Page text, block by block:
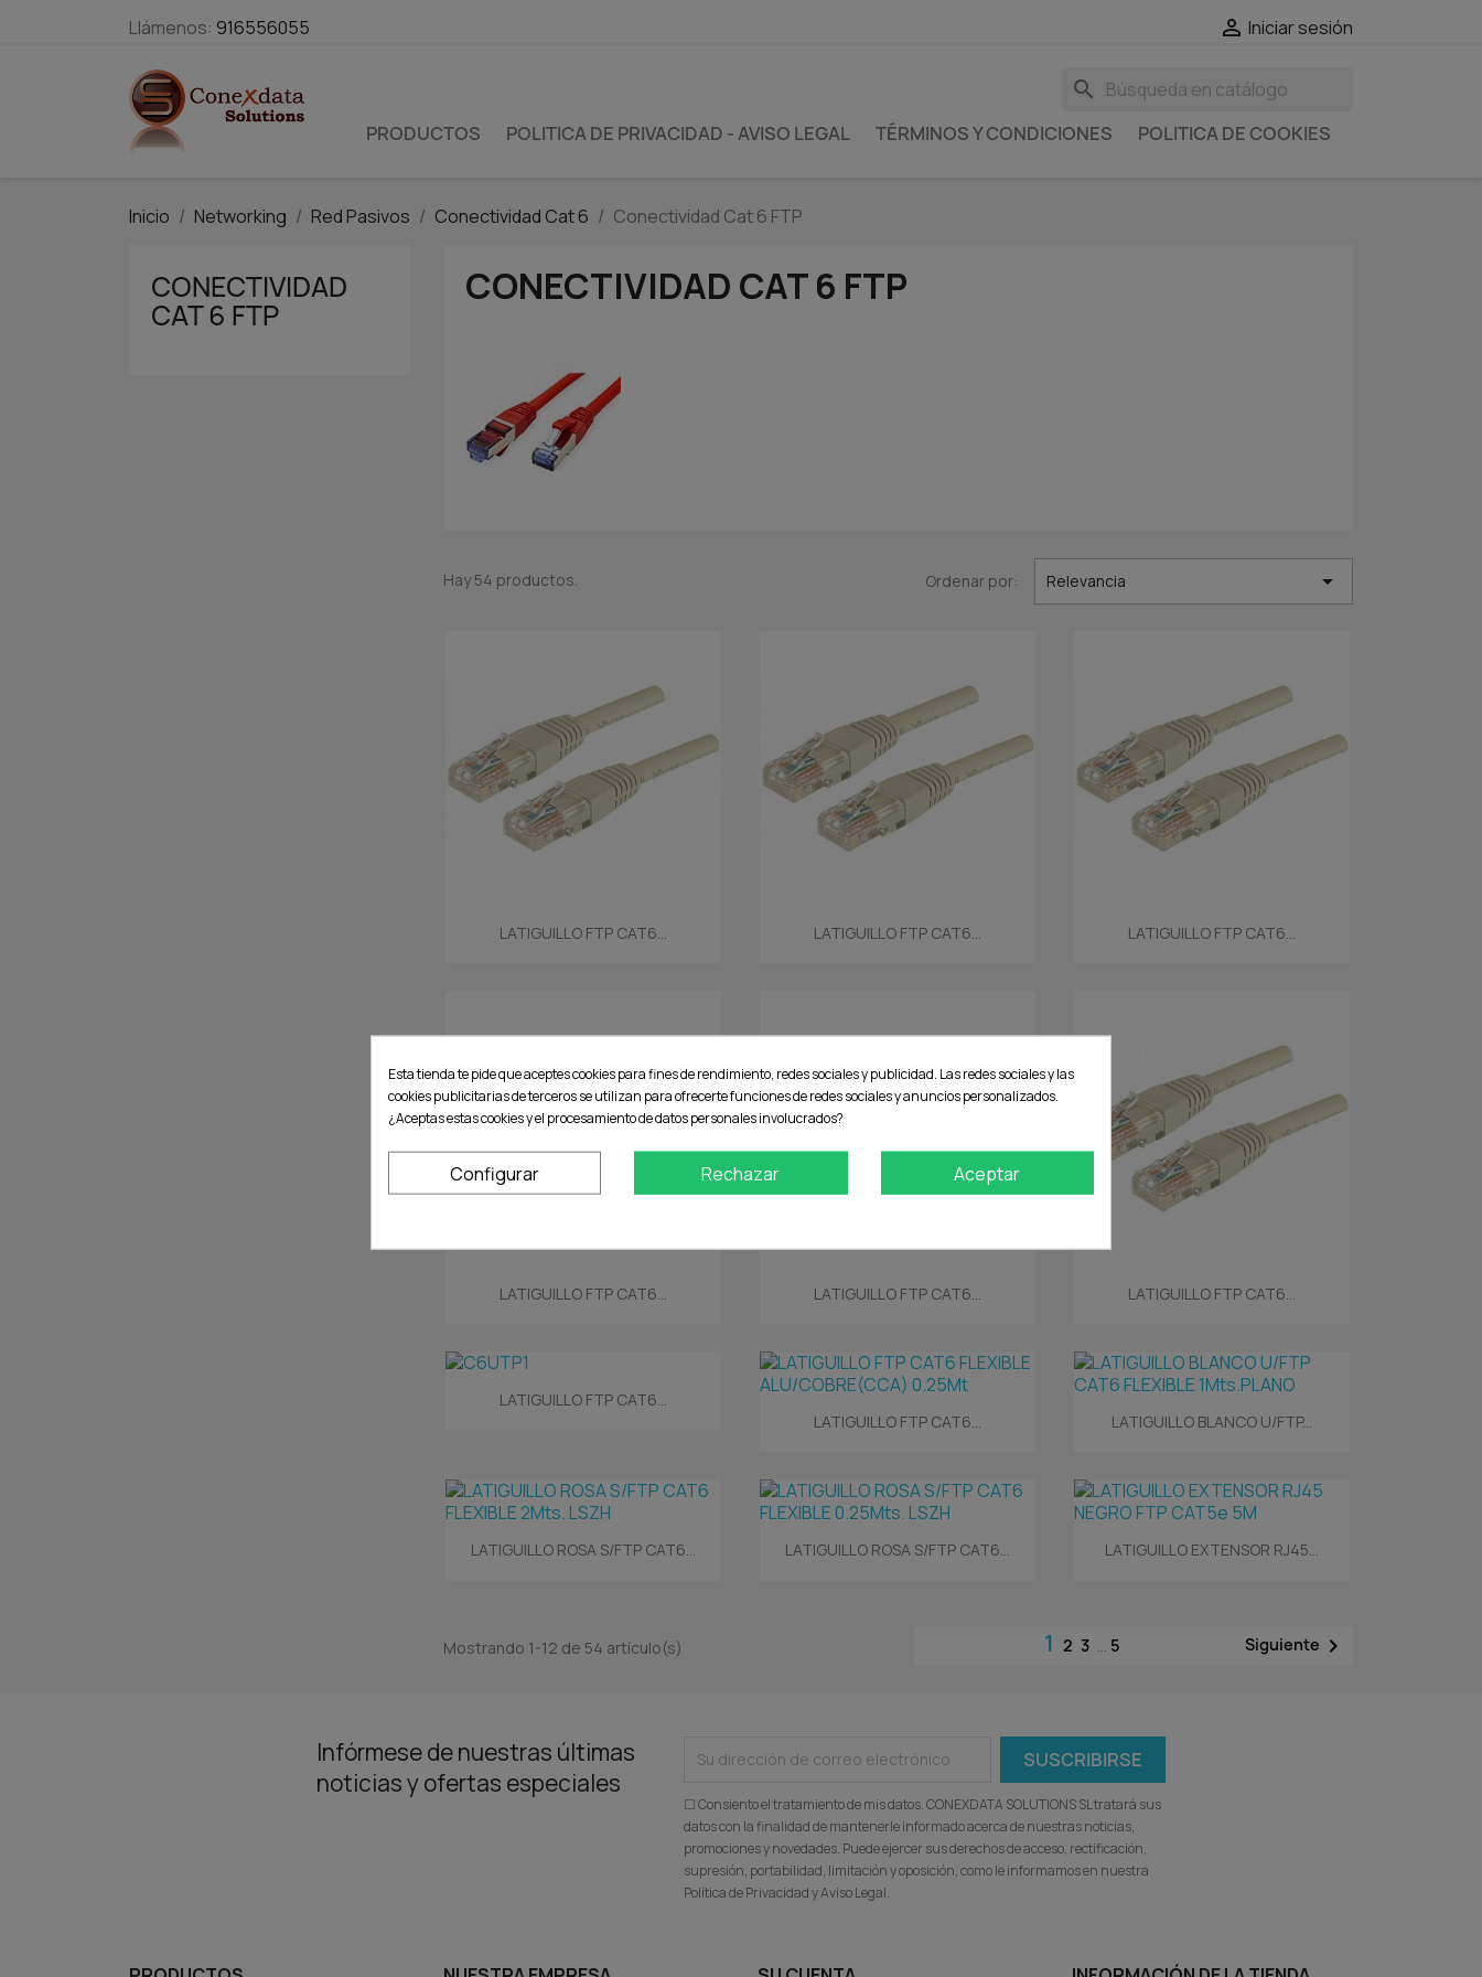
Llámenos: 916556055  Iniciar sesión
search
PRODUCTOS POLITICA DE PRIVACIDAD - AVISO LEGAL TÉRMINOS Y CONDICIONES POLITICA DE COOKIES
Inicio Networking Red Pasivos Conectividad Cat 6 Conectividad Cat 6 FTP
CONECTIVIDAD
CAT 6 FTP
CONECTIVIDAD CAT 6 FTP
Hay 54 productos. Ordenar por: Relevancia 
Vista rápida
LATIGUILLO FTP CAT6... Vista rápida
LATIGUILLO FTP CAT6... Vista rápida
LATIGUILLO FTP CAT6...
Vista rápida
LATIGUILLO FTP CAT6... Vista rápida
LATIGUILLO FTP CAT6... Vista rápida
LATIGUILLO FTP CAT6...
Vista rápida
LATIGUILLO FTP CAT6...
Vista rápida
LATIGUILLO FTP CAT6...  Vista rápida
LATIGUILLO BLANCO U/FTP...
Vista rápida
LATIGUILLO ROSA S/FTP CAT6... Vista rápida
LATIGUILLO ROSA S/FTP CAT6... Vista rápida
LATIGUILLO EXTENSOR RJ45...
Mostrando 1-12 de 54 artículo(s) 1 2 3 5 Siguiente 
Infórmese de nuestras últimas
noticias y ofertas especiales
☐ Consiento el tratamiento de mis datos. CONEXDATA SOLUTIONS SL tratará sus
datos con la finalidad de mantenerle informado acerca de nuestras noticias,
promociones y novedades. Puede ejercer sus derechos de acceso, rectificación,
supresión, portabilidad, limitación y oposición, como le informamos en nuestra
Política de Privacidad y Aviso Legal.
Esta tienda te pide que aceptes cookies para fines de rendimiento, redes sociales y publicidad. Las redes sociales y las
cookies publicitarias de terceros se utilizan para ofrecerte funciones de redes sociales y anuncios personalizados.
¿Aceptas estas cookies y el procesamiento de datos personales involucrados?
Configurar Rechazar Aceptar